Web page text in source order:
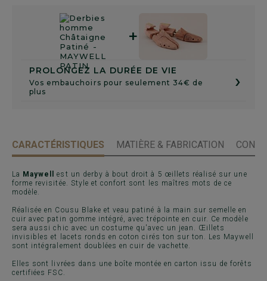
PROLONGEZ LA DURÉE DE VIE
Vos embauchoirs pour seulement 34€ de
plus
›
+
CARACTÉRISTIQUES MATIÈRE & FABRICATION
La Maywell
est un derby à bout droit à 5 œillets réalisé sur une
forme revisitée. Style et confort sont les maîtres mots de ce
modèle.
Réalisée en Cousu Blake et veau patiné à la main sur semelle en
cuir avec patin gomme intégré, avec trépointe en cuir. Ce modèle
sera aussi chic avec un costume qu'avec un jean. Œillets
invisibles et lacets ronds en coton cirés ton sur ton. Les Maywell
sont intégralement doublées en cuir de vachette.
Elles sont livrées dans une boîte montée en carton issu de forêts
certifiées FSC.